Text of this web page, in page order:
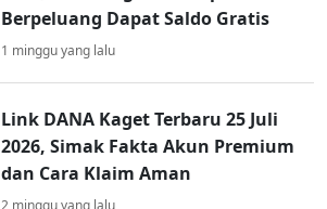
Berpeluang Dapat Saldo Gratis
1 minggu yang lalu
Link DANA Kaget Terbaru 25 Juli
2026, Simak Fakta Akun Premium
dan Cara Klaim Aman